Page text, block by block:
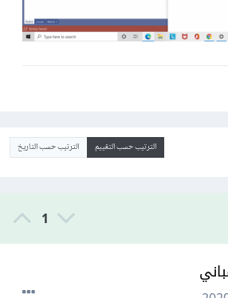
الترتيب حسب التقييم الترتيب حسب التاريخ
1